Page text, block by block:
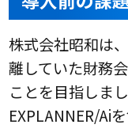
株式会社昭和は
離していた財務
ことを目指しま
EXPLANNER/Ai